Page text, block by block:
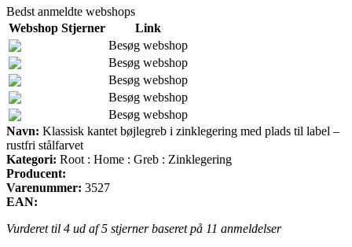
Bedst anmeldte webshops
Webshop Stjerner
Link
Besøg webshop
Besøg webshop
Besøg webshop
Besøg webshop
Besøg webshop
Navn: Klassisk kantet bøjlegreb i zinklegering med plads til label –
rustfri stålfarvet
Kategori: Root : Home : Greb : Zinklegering
Producent:
Varenummer: 3527
EAN:
Vurderet til 4 ud af 5 stjerner baseret på 11 anmeldelser